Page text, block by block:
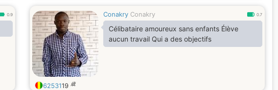
0.9 Conakry Conakry 0.7
Célibataire amoureux sans enfants Élève
aucun travail Qui a des objectifs
6253119 歳